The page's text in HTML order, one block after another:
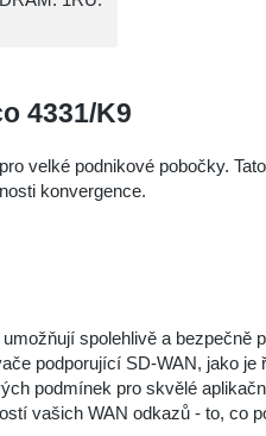
4331/K9
velké podnikové pobočky.
konvergence.
spolehlivě a bezpečně
podporující SD-WAN, jako
podmínek pro skvělé
vašich WAN odkazů - to, co